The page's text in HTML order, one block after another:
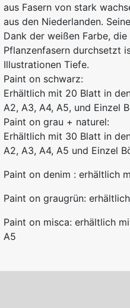
aus Fasern von stark
aus den Niederlanden.
Dank der weißen Farbe,
Pflanzenfasern durchsetzt
Illustrationen Tiefe.
Paint on schwarz:
Erhältlich mit 20 Blatt in
A2, A3, A4, A5, und Einzel
Paint on grau + naturel:
Erhältlich mit 30 Blatt in
A2, A3, A4, A5 und Einzel
Paint on denim : erhältlich
Paint on graugrün:
Paint on misca: erhältlich
A5